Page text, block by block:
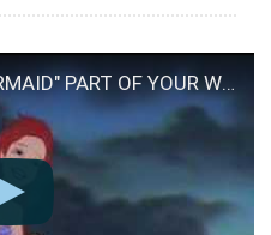
"Disney's THE LITTLE MERMAID" PART OF YOUR WORLD / Q;indivi